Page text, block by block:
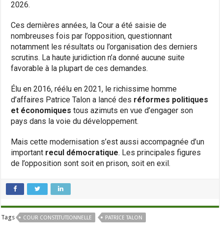
2026.
Ces dernières années, la Cour a été saisie de
nombreuses fois par l’opposition, questionnant
notamment les résultats ou l’organisation des derniers
scrutins. La haute juridiction n’a donné aucune suite
favorable à la plupart de ces demandes.
Élu en 2016, réélu en 2021, le richissime homme
d’affaires Patrice Talon a lancé des réformes politiques
et économiques tous azimuts en vue d’engager son
pays dans la voie du développement.
Mais cette modernisation s’est aussi accompagnée d’un
important recul démocratique. Les principales figures
de l’opposition sont soit en prison, soit en exil.
Tags COUR CONSTITUTIONNELLE PATRICE TALON